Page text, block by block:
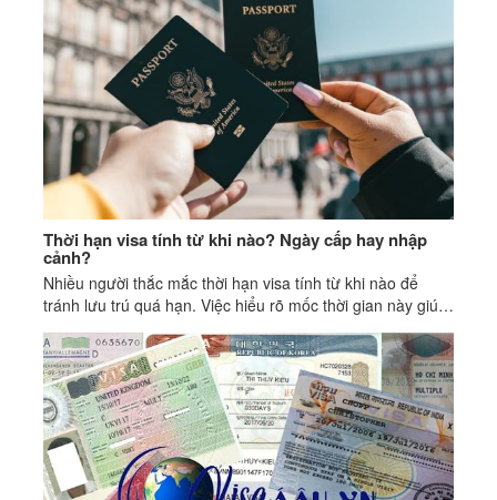
Thời hạn visa tính từ khi nào? Ngày cấp hay nhập
cảnh?
Nhiều người thắc mắc thời hạn visa tính từ khi nào để
tránh lưu trú quá hạn. Việc hiểu rõ mốc thời gian này giúp